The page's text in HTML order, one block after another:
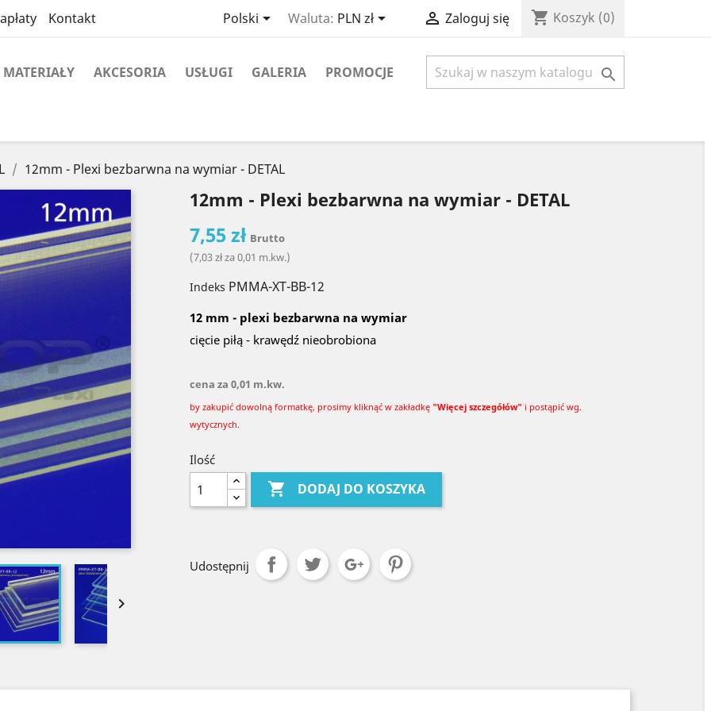
Kontakt Polski Waluta: PLN zł  Zaloguj się shopping_cart Koszyk (0)
MATERIAŁY AKCESORIA USŁUGI GALERIA PROMOCJE 
12mm - Plexi bezbarwna na wymiar - DETAL

12mm - Plexi bezbarwna na wymiar - DETAL
7,55 zł Brutto
(7,03 zł za 0,01 m.kw.)
Indeks PMMA-XT-BB-12
12 mm - plexi bezbarwna na wymiar
cięcie piłą - krawędź nieobrobiona
cena za 0,01 m.kw.
by zakupić dowolną formatkę, prosimy kliknąć w zakładkę "Więcej szczegółów" i postąpić wg.
wytycznych.
Ilość
 DODAJ DO KOSZYKA
Udostępnij